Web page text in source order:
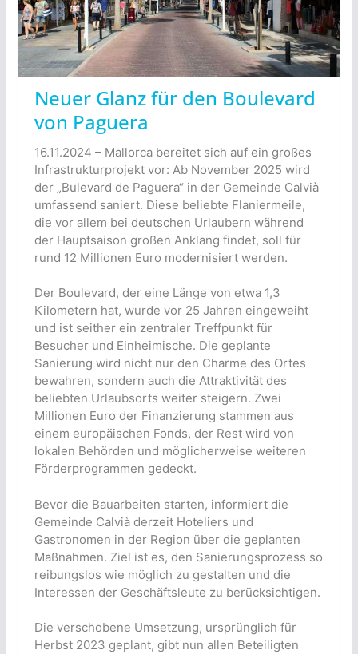
Neuer Glanz für den Boulevard
von Paguera
16.11.2024 – Mallorca bereitet sich auf ein großes
Infrastrukturprojekt vor: Ab November 2025 wird
der „Bulevard de Paguera“ in der Gemeinde Calvià
umfassend saniert. Diese beliebte Flaniermeile,
die vor allem bei deutschen Urlaubern während
der Hauptsaison großen Anklang findet, soll für
rund 12 Millionen Euro modernisiert werden.
Der Boulevard, der eine Länge von etwa 1,3
Kilometern hat, wurde vor 25 Jahren eingeweiht
und ist seither ein zentraler Treffpunkt für
Besucher und Einheimische. Die geplante
Sanierung wird nicht nur den Charme des Ortes
bewahren, sondern auch die Attraktivität des
beliebten Urlaubsorts weiter steigern. Zwei
Millionen Euro der Finanzierung stammen aus
einem europäischen Fonds, der Rest wird von
lokalen Behörden und möglicherweise weiteren
Förderprogrammen gedeckt.
Bevor die Bauarbeiten starten, informiert die
Gemeinde Calvià derzeit Hoteliers und
Gastronomen in der Region über die geplanten
Maßnahmen. Ziel ist es, den Sanierungsprozess so
reibungslos wie möglich zu gestalten und die
Interessen der Geschäftsleute zu berücksichtigen.
Die verschobene Umsetzung, ursprünglich für
Herbst 2023 geplant, gibt nun allen Beteiligten